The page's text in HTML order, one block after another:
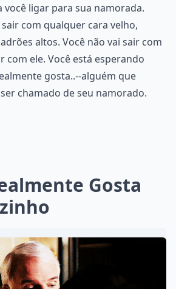
ligar para sua namorada.
com qualquer cara velho,
altos. Você não vai sair com
com ele. Você está esperando
gosta..--alguém que
chamado de seu namorado.
Gosta